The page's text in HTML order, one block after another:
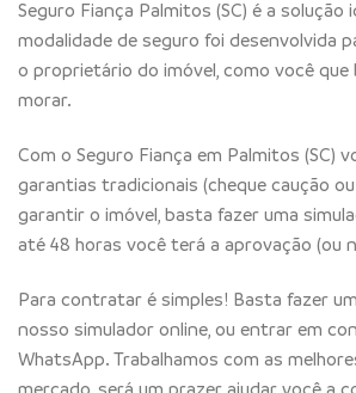
Seguro Fiança Palmitos (SC) é a solução
modalidade de seguro foi desenvolvida
o proprietário do imóvel, como você que
morar.
Com o Seguro Fiança em Palmitos (SC)
garantias tradicionais (cheque caução
garantir o imóvel, basta fazer uma
até 48 horas você terá a aprovação (ou
Para contratar é simples! Basta fazer
nosso simulador online, ou entrar em
WhatsApp. Trabalhamos com as
mercado, será um prazer ajudar você a